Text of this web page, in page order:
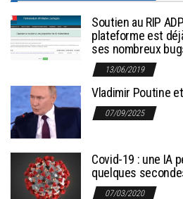
Soutien au RIP
plateforme est
ses nombreux
13/06/2019
Vladimir Poutine
07/09/2025
Covid-19 : une IA
quelques
07/03/2020